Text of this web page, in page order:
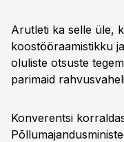
Arutleti ka selle üle,
koostööraamistikku
oluliste otsuste
parimaid
Konverentsi